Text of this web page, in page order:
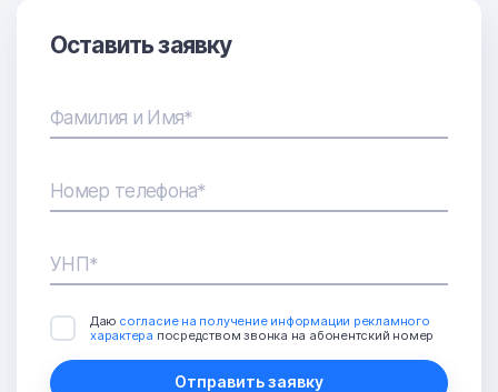
Оставить заявку
Фамилия и Имя*
Номер телефона*
УНП*
Даю согласие на получение информации рекламного
характера посредством звонка на абонентский номер
Отправить заявку